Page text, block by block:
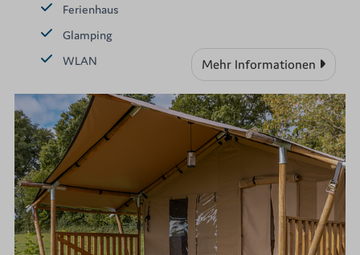
Ferienhaus
Glamping
WLAN
Mehr Informationen